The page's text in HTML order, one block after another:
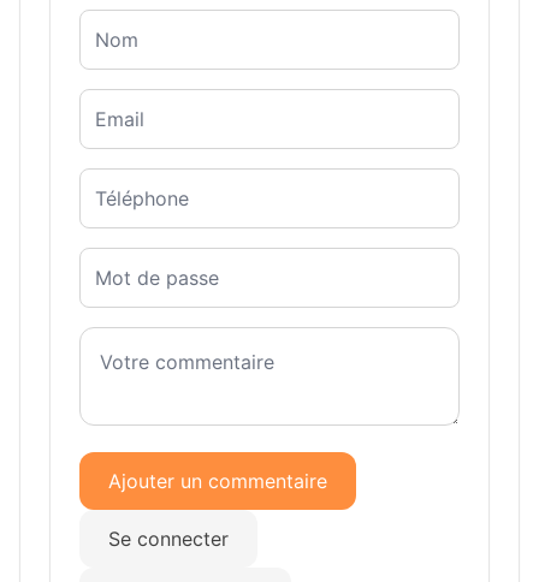
Ajouter un commentaire
Se connecter